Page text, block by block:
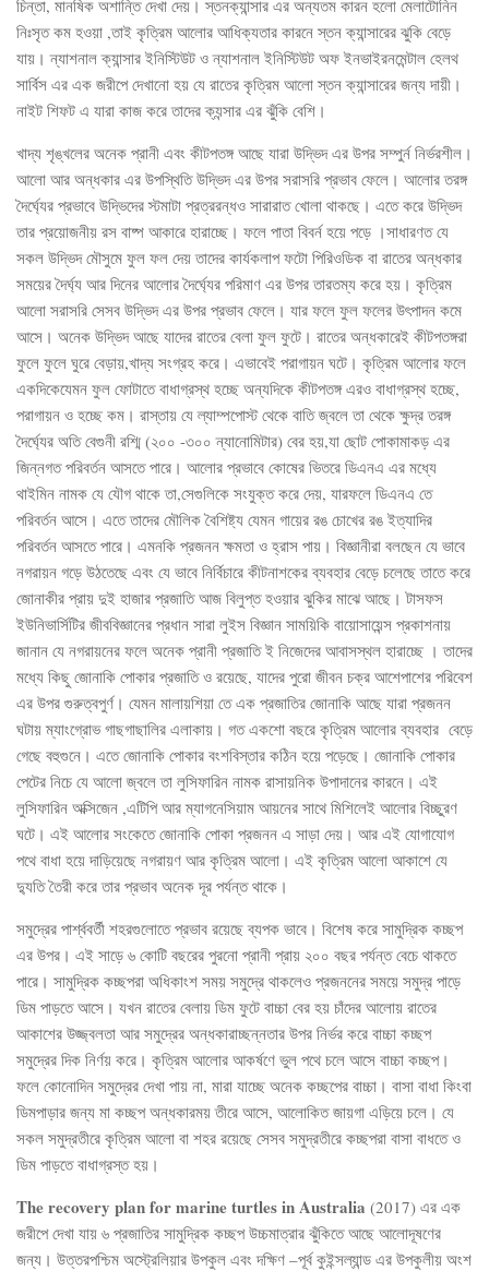
চিন্তা, মানষিক অশান্তি দেখা দেয়। স্তনক্যান্সার এর অন্যতম কারন হলো মেলাটোনিন
নিঃসৃত কম হওয়া ,তাই কৃত্রিম আলোর আধিক্যতার কারনে স্তন ক্যান্সারের ঝুকি বেড়ে
যায়। ন্যাশনাল ক্যান্সার ইনিস্টিউট ও ন্যাশনাল ইনিস্টিউট অফ ইনভাইরনমেন্টাল হেলথ
সার্বিস এর এক জরীপে দেখানো হয় যে রাতের কৃত্রিম আলো স্তন ক্যান্সারের জন্য দায়ী।
নাইট শিফট এ যারা কাজ করে তাদের ক্যন্সার এর ঝুঁকি বেশি।
খাদ্য শৃঙ্খলের অনেক প্রানী এবং কীটপতঙ্গ আছে যারা উদ্ভিদ এর উপর সম্পুর্ন নির্ভরশীল।
আলো আর অন্ধকার এর উপস্থিতি উদ্ভিদ এর উপর সরাসরি প্রভাব ফেলে। আলোর তরঙ্গ
দৈর্ঘ্যের প্রভাবে উদ্ভিদের স্টমাটা প্রত্ররন্ধও সারারাত খোলা থাকছে। এতে করে উদ্ভিদ
তার প্রয়োজনীয় রস বাষ্প আকারে হারাচ্ছে। ফলে পাতা বিবর্ন হয়ে পড়ে ।সাধারণত যে
সকল উদ্ভিদ মৌসুমে ফুল ফল দেয় তাদের কার্যকলাপ ফটো পিরিওডিক বা রাতের অন্ধকার
সময়ের দৈর্ঘ্য আর দিনের আলোর দৈর্ঘ্যের পরিমাণ এর উপর তারতম্য করে হয়। কৃত্রিম
আলো সরাসরি সেসব উদ্ভিদ এর উপর প্রভাব ফেলে। যার ফলে ফুল ফলের উৎপাদন কমে
আসে। অনেক উদ্ভিদ আছে যাদের রাতের বেলা ফুল ফুটে। রাতের অন্ধকারেই কীটপতঙ্গরা
ফুলে ফুলে ঘুরে বেড়ায়,খাদ্য সংগ্রহ করে। এভাবেই পরাগায়ন ঘটে। কৃত্রিম আলোর ফলে
একদিকেযেমন ফুল ফোটাতে বাধাগ্রস্থ হচ্ছে অন্যদিকে কীটপতঙ্গ এরও বাধাগ্রস্থ হচ্ছে,
পরাগায়ন ও হচ্ছে কম। রাস্তায় যে ল্যাম্পপোস্ট থেকে বাতি জ্বলে তা থেকে ক্ষুদ্র তরঙ্গ
দৈর্ঘ্যের অতি বেগুনী রশ্মি (২০০ -৩০০ ন্যানোমিটার) বের হয়,যা ছোট পোকামাকড় এর
জিন্নগত পরিবর্তন আসতে পারে। আলোর প্রভাবে কোষের ভিতরে ডিএনএ এর মধ্যে
থাইমিন নামক যে যৌগ থাকে তা,সেগুলিকে সংযুক্ত করে দেয়, যারফলে ডিএনএ তে
পরিবর্তন আসে। এতে তাদের মৌলিক বৈশিষ্ট্য যেমন গায়ের রঙ চোখের রঙ ইত্যাদির
পরিবর্তন আসতে পারে। এমনকি প্রজনন ক্ষমতা ও হ্রাস পায়। বিজ্ঞানীরা বলছেন যে ভাবে
নগরায়ন গড়ে উঠতেছে এবং যে ভাবে নির্বিচারে কীটনাশকের ব্যবহার বেড়ে চলেছে তাতে করে
জোনাকীর প্রায় দুই হাজার প্রজাতি আজ বিলুপ্ত হওয়ার ঝুকির মাঝে আছে। টাসফস
ইউনিভার্সিটির জীববিজ্ঞানের প্রধান সারা লুইস বিজ্ঞান সাময়িকি বায়োসায়েন্স প্রকাশনায়
জানান যে নগরায়নের ফলে অনেক প্রানী প্রজাতি ই নিজেদের আবাসস্থল হারাচ্ছে । তাদের
মধ্যে কিছু জোনাকি পোকার প্রজাতি ও রয়েছে, যাদের পুরো জীবন চক্র আশেপাশের পরিবেশ
এর উপর গুরুত্বপুর্ণ। যেমন মালায়শিয়া তে এক প্রজাতির জোনাকি আছে যারা প্রজনন
ঘটায় ম্যাংগ্রোভ গাছগাছালির এলাকায়। গত একশো বছরে কৃত্রিম আলোর ব্যবহার বেড়ে
গেছে বহুগুনে। এতে জোনাকি পোকার বংশবিস্তার কঠিন হয়ে পড়েছে। জোনাকি পোকার
পেটের নিচে যে আলো জ্বলে তা লুসিফারিন নামক রাসায়নিক উপাদানের কারনে। এই
লুসিফারিন অক্সিজেন ,এটিপি আর ম্যাগনেসিয়াম আয়নের সাথে মিশিলেই আলোর বিচ্ছুরণ
ঘটে। এই আলোর সংকেতে জোনাকি পোকা প্রজনন এ সাড়া দেয়। আর এই যোগাযোগ
পথে বাধা হয়ে দাড়িয়েছে নগরায়ণ আর কৃত্রিম আলো। এই কৃত্রিম আলো আকাশে যে
দ্যুতি তৈরী করে তার প্রভাব অনেক দূর পর্যন্ত থাকে।
সমুদ্রের পার্শ্ববর্তী শহরগুলোতে প্রভাব রয়েছে ব্যপক ভাবে। বিশেষ করে সামুদ্রিক কচ্ছপ
এর উপর। এই সাড়ে ৬ কোটি বছরের পুরনো প্রানী প্রায় ২০০ বছর পর্যন্ত বেচে থাকতে
পারে। সামুদ্রিক কচ্ছপরা অধিকাংশ সময় সমুদ্রে থাকলেও প্রজননের সময়ে সমুদ্র পাড়ে
ডিম পাড়তে আসে। যখন রাতের বেলায় ডিম ফুটে বাচ্চা বের হয় চাঁদের আলোয় রাতের
আকাশের উজ্জ্বলতা আর সমুদ্রের অন্ধকারাচ্ছন্নতার উপর নির্ভর করে বাচ্চা কচ্ছপ
সমুদ্রের দিক নির্ণয় করে। কৃত্রিম আলোর আকর্ষণে ভুল পথে চলে আসে বাচ্চা কচ্ছপ।
ফলে কোনোদিন সমুদ্রের দেখা পায় না, মারা যাচ্ছে অনেক কচ্ছপের বাচ্চা। বাসা বাধা কিংবা
ডিমপাড়ার জন্য মা কচ্ছপ অন্ধকারময় তীরে আসে, আলোকিত জায়গা এড়িয়ে চলে। যে
সকল সমুদ্রতীরে কৃত্রিম আলো বা শহর রয়েছে সেসব সমুদ্রতীরে কচ্ছপরা বাসা বাধতে ও
ডিম পাড়তে বাধাগ্রস্ত হয়।
The recovery plan for marine turtles in Australia (2017) এর এক
জরীপে দেখা যায় ৬ প্রজাতির সামুদ্রিক কচ্ছপ উচ্চমাত্রার ঝুঁকিতে আছে আলোদূষণের
জন্য। উত্তরপশ্চিম অস্ট্রেলিয়ার উপকুল এবং দক্ষিণ –পূর্ব কুইন্সল্যান্ড এর উপকুলীয় অংশ